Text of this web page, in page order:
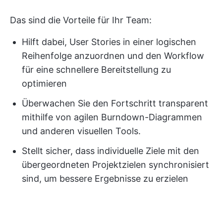
Das sind die Vorteile für Ihr Team:
Hilft dabei, User Stories in einer logischen
Reihenfolge anzuordnen und den Workflow
für eine schnellere Bereitstellung zu
optimieren
Überwachen Sie den Fortschritt transparent
mithilfe von agilen Burndown-Diagrammen
und anderen visuellen Tools.
Stellt sicher, dass individuelle Ziele mit den
übergeordneten Projektzielen synchronisiert
sind, um bessere Ergebnisse zu erzielen